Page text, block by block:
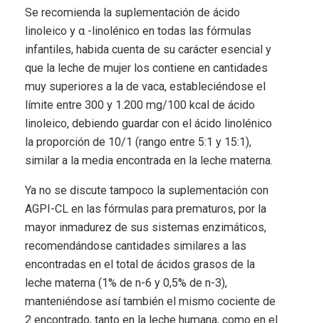
Se recomienda la suplementación de ácido
linoleico y α -linolénico en todas las fórmulas
infantiles, habida cuenta de su carácter esencial y
que la leche de mujer los contiene en cantidades
muy superiores a la de vaca, estableciéndose el
límite entre 300 y 1.200 mg/100 kcal de ácido
linoleico, debiendo guardar con el ácido linolénico
la proporción de 10/1 (rango entre 5:1 y 15:1),
similar a la media encontrada en la leche materna.
Ya no se discute tampoco la suplementación con
AGPI-CL en las fórmulas para prematuros, por la
mayor inmadurez de sus sistemas enzimáticos,
recomendándose cantidades similares a las
encontradas en el total de ácidos grasos de la
leche materna (1% de n-6 y 0,5% de n-3),
manteniéndose así también el mismo cociente de
2 encontrado, tanto en la leche humana, como en el